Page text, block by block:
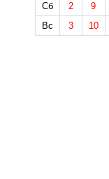
Сб
2 9
Вс
3 10